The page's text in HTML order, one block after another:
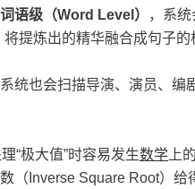
词语级（Word Level ）
，系
将提炼出的精华融合成句子
统也会扫描导演、演员、编
“极大值”时容易发生数学 上
Inverse Square Root）给